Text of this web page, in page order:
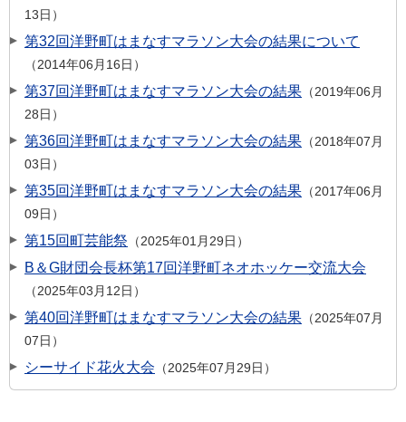
13日
第32回洋野町はまなすマラソン大会の結果について
2014年06月16日
第37回洋野町はまなすマラソン大会の結果
2019年06月
28日
第36回洋野町はまなすマラソン大会の結果
2018年07月
03日
第35回洋野町はまなすマラソン大会の結果
2017年06月
09日
第15回町芸能祭 2025年01月29日
B＆G財団会長杯第17回洋野町ネオホッケー交流大会
2025年03月12日
第40回洋野町はまなすマラソン大会の結果
2025年07月
07日
シーサイド花火大会 2025年07月29日